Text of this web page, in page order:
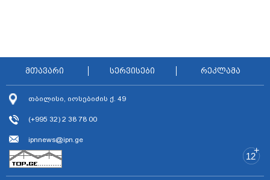
მთავარი სერვისები რეკლამა
თბილისი, იოსებიძის ქ. 49
(+995 32) 2 38 78 00
ipnnews@ipn.ge
+
12